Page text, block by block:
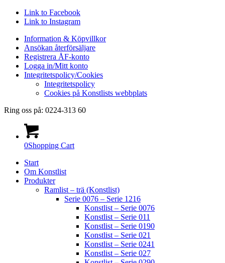
Link to Facebook
Link to Instagram
Information & Köpvillkor
Ansökan återförsäljare
Registrera ÅF-konto
Logga in/Mitt konto
Integritetspolicy/Cookies
Integritetspolicy
Cookies på Konstlists webbplats
Ring oss på: 0224-313 60
0Shopping Cart
Start
Om Konstlist
Produkter
Ramlist – trä (Konstlist)
Serie 0076 – Serie 1216
Konstlist – Serie 0076
Konstlist – Serie 011
Konstlist – Serie 0190
Konstlist – Serie 021
Konstlist – Serie 0241
Konstlist – Serie 027